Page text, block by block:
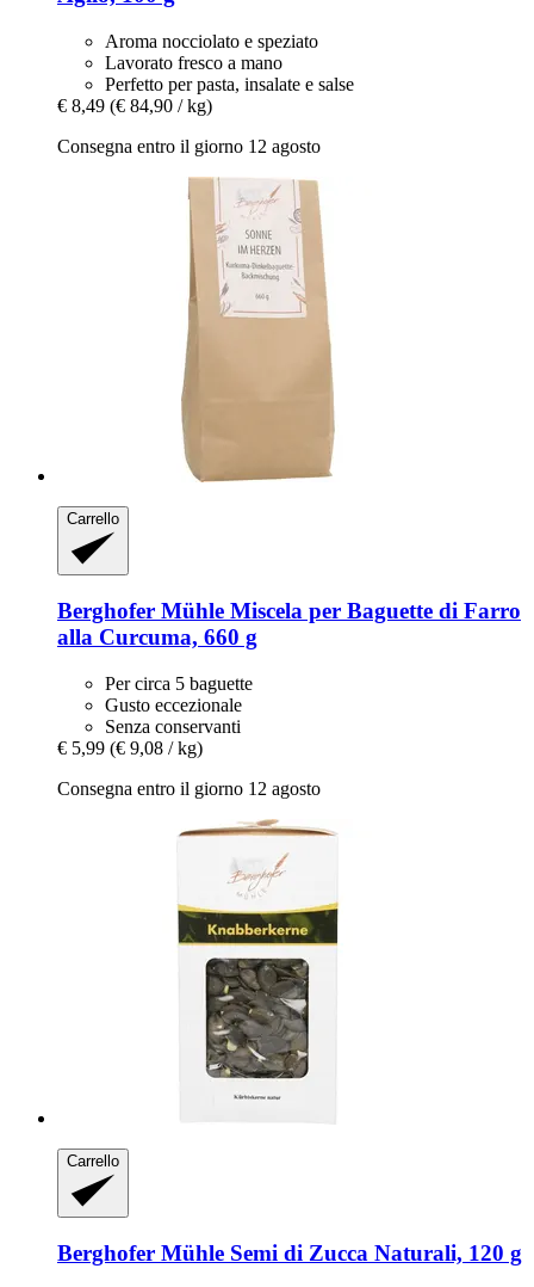
Aroma nocciolato e speziato
Lavorato fresco a mano
Perfetto per pasta, insalate e salse
€ 8,49 (€ 84,90 / kg)
Consegna entro il giorno 12 agosto
Carrello
Berghofer Mühle Miscela per Baguette di Farro
alla Curcuma, 660 g
Per circa 5 baguette
Gusto eccezionale
Senza conservanti
€ 5,99 (€ 9,08 / kg)
Consegna entro il giorno 12 agosto
Carrello
Berghofer Mühle Semi di Zucca Naturali, 120 g